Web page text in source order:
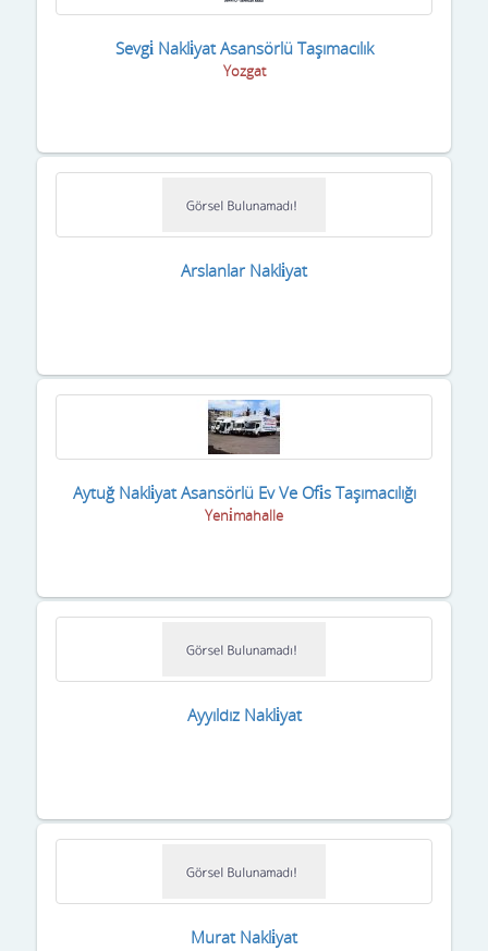
Sevgi̇ Nakli̇yat Asansörlü Taşımacılık
Yozgat
Arslanlar Nakli̇yat
Aytuğ Nakli̇yat Asansörlü Ev Ve Ofi̇s Taşımacılığı
Yeni̇mahalle
Ayyıldız Nakli̇yat
Murat Nakli̇yat